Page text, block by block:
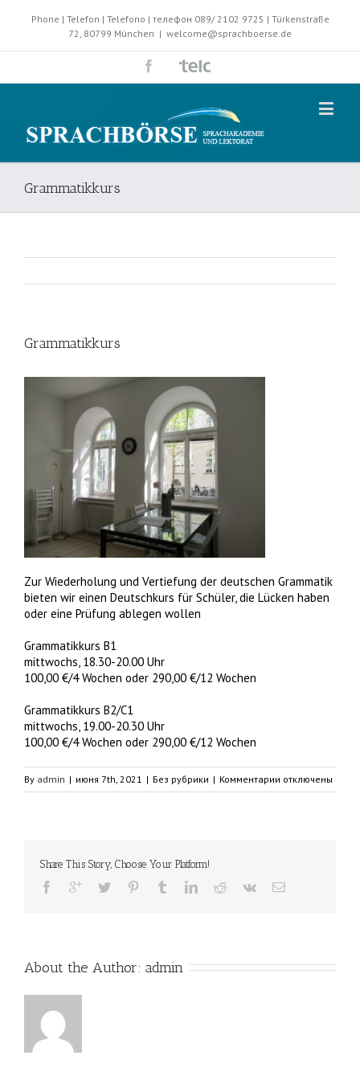
Phone | Telefon | Telefono | телефон 089/ 2102 9725 | Türkenstraße
72, 80799 München | welcome@sprachboerse.de
Grammatikkurs
Grammatikkurs
Zur Wiederholung und Vertiefung der deutschen Grammatik
bieten wir einen Deutschkurs für Schüler, die Lücken haben
oder eine Prüfung ablegen wollen
Grammatikkurs B1
mittwochs, 18.30-20.00 Uhr
100,00 €/4 Wochen oder 290,00 €/12 Wochen
Grammatikkurs B2/C1
mittwochs, 19.00-20.30 Uhr
100,00 €/4 Wochen oder 290,00 €/12 Wochen
By admin | июня 7th, 2021 | Без рубрики | Комментарии к
записи
отключены
Share This Story, Choose Your Platform!
About the Author: admin